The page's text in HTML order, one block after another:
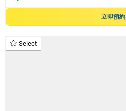
立即預約
Select